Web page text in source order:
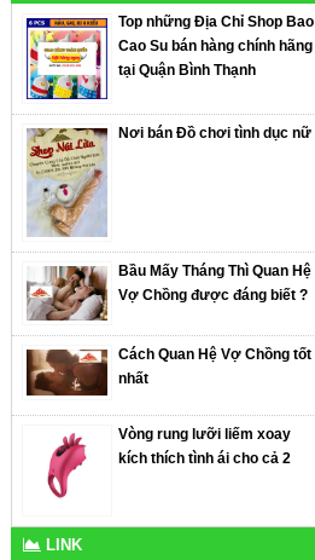
Top những Địa Chỉ Shop Bao
Cao Su bán hàng chính hãng
tại Quận Bình Thạnh
Nơi bán Đồ chơi tình dục nữ
Bầu Mấy Tháng Thì Quan Hệ
Vợ Chồng được đáng biết ?
Cách Quan Hệ Vợ Chồng tốt
nhất
Vòng rung lưỡi liếm xoay
kích thích tình ái cho cả 2
LINK